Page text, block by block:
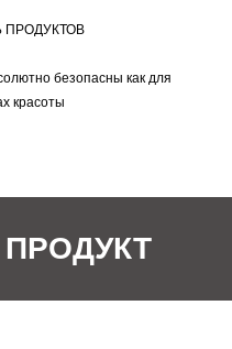
ПРОДУКТОВ
безопасны как для
красоты